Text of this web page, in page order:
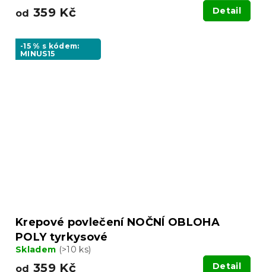
od 359 Kč Detail
-15 % s kódem:
MINUS15
Krepové povlečení NOČNÍ OBLOHA
POLY tyrkysové
Skladem (>10 ks)
od 359 Kč Detail